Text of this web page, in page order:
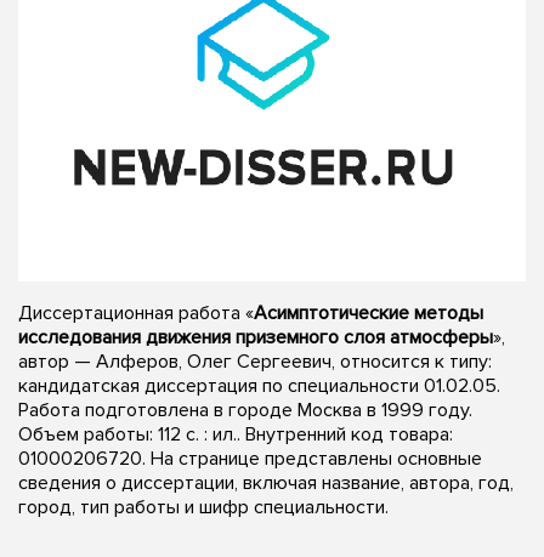
Диссертационная работа «Асимптотические методы
исследования движения приземного слоя атмосферы»,
автор — Алферов, Олег Сергеевич, относится к типу:
кандидатская диссертация по специальности 01.02.05.
Работа подготовлена в городе Москва в 1999 году.
Объем работы: 112 с. : ил.. Внутренний код товара:
01000206720. На странице представлены основные
сведения о диссертации, включая название, автора, год,
город, тип работы и шифр специальности.